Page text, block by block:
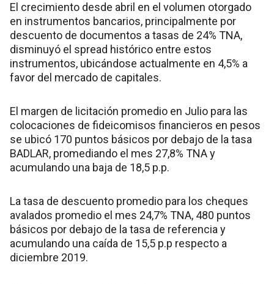
El crecimiento desde abril en el volumen otorgado
en instrumentos bancarios, principalmente por
descuento de documentos a tasas de 24% TNA,
disminuyó el spread histórico entre estos
instrumentos, ubicándose actualmente en 4,5% a
favor del mercado de capitales.
El margen de licitación promedio en Julio para las
colocaciones de fideicomisos financieros en pesos
se ubicó 170 puntos básicos por debajo de la tasa
BADLAR, promediando el mes 27,8% TNA y
acumulando una baja de 18,5 p.p.
La tasa de descuento promedio para los cheques
avalados promedio el mes 24,7% TNA, 480 puntos
básicos por debajo de la tasa de referencia y
acumulando una caída de 15,5 p.p respecto a
diciembre 2019.